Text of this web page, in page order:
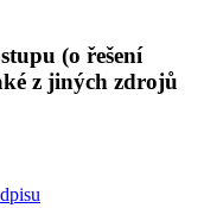
(o řešení
z jiných zdrojů